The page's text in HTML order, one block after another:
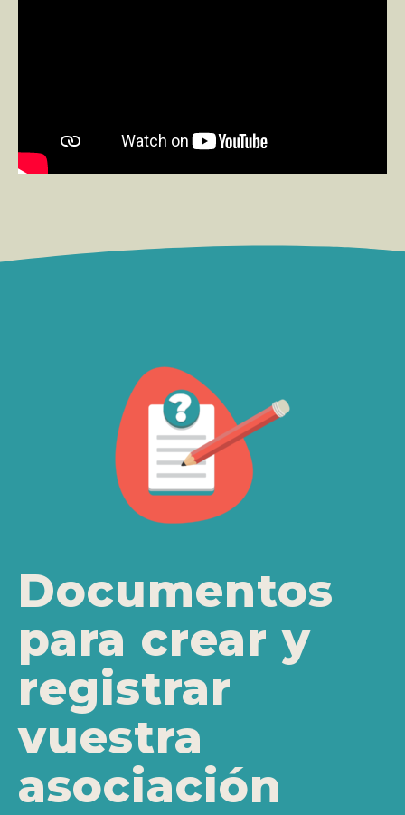
Documentos
para crear y
registrar
vuestra
asociación